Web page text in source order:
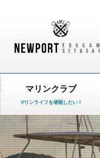
マリンクラブ
マリンライフを堪能したい！